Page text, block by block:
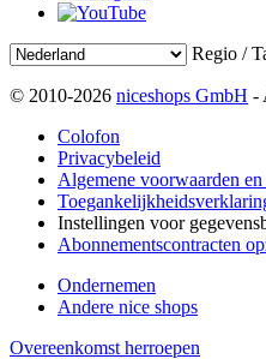
Regio /
© 2010-2026 niceshops GmbH -
Colofon
Privacybeleid
Algemene voorwaarden
Instellingen voor
Abonnementscontracten
Ondernemen
Andere nice shops
Overeenkomst herroepen